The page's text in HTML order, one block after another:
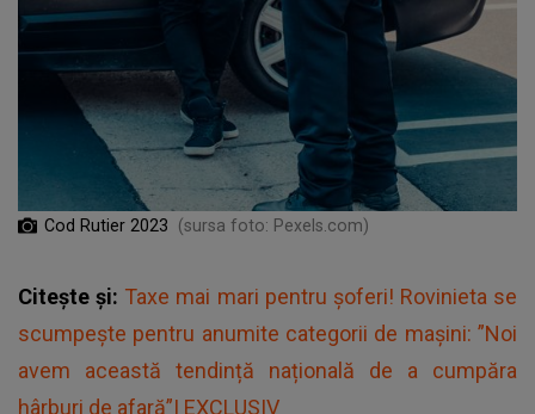
Cod Rutier 2023 (sursa foto: Pexels.com)
Citește și: Taxe mai mari pentru șoferi! Rovinieta se
scumpește pentru anumite categorii de mașini: ”Noi
avem această tendință națională de a cumpăra
hârburi de afară”| EXCLUSIV